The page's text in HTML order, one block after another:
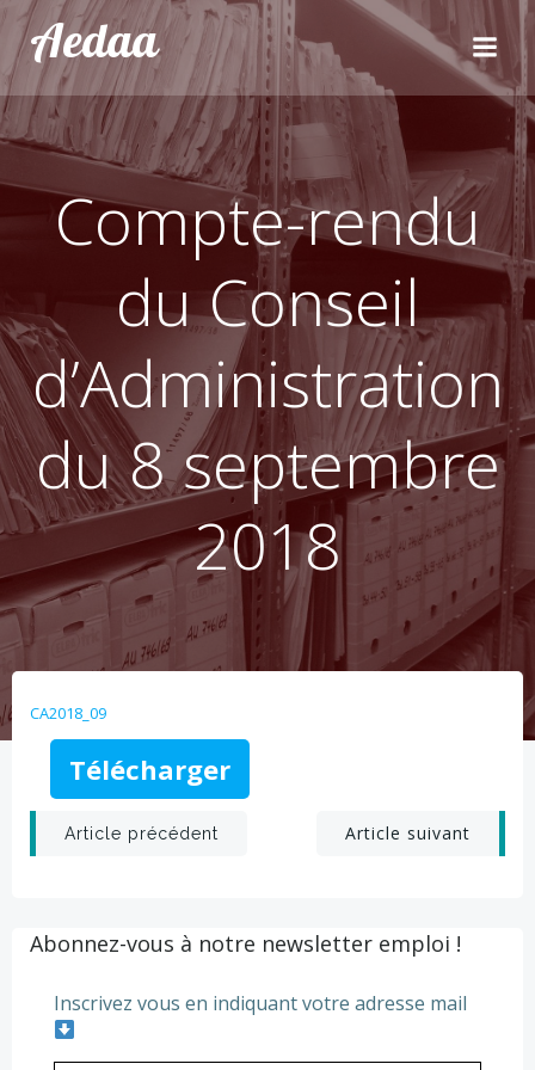
Aller
au
contenu
Aedaa
Compte-rendu
du Conseil
d’Administration
du 8 septembre
2018
CA2018_09
Télécharger
Post
Article précédent
PostArticle suivant
Abonnez-vous à notre newsletter emploi !
Inscrivez vous en indiquant votre adresse mail